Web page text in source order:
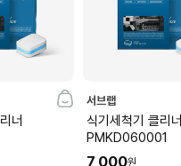
너
서브랩
식기세척기 클리너
PMKD060001
7,000원